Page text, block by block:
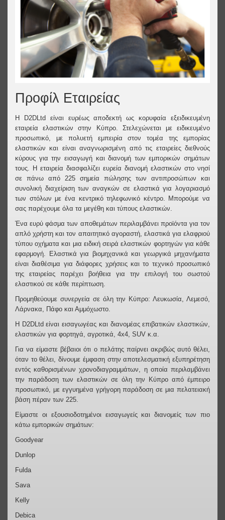
Προφίλ Εταιρείας
Η D2DLtd είναι ευρέως αποδεκτή ως κορυφαία εξειδικευμένη
εταιρεία ελαστικών στην Κύπρο. Στελεχώνεται με ειδικευμένο
προσωπικό, με πολυετή εμπειρία στον τομέα της εμπορίας
ελαστικών και είναι αναγνωρισμένη από τις εταιρείες διεθνούς
κύρους για την εισαγωγή και διανομή των εμπορικών σημάτων
τους. Η εταιρεία διασφαλίζει ευρεία διανομή ελαστικών στο νησί
σε πάνω από 225 σημεία πώλησης των αντιπροσώπων και
συνολική διαχείριση των αναγκών σε ελαστικά για λογαριασμό
των στόλων με ένα κεντρικό τηλεφωνικό κέντρο. Μπορούμε να
σας παρέχουμε όλα τα μεγέθη και τύπους ελαστικών.
Ένα ευρύ φάσμα των αποθεμάτων περιλαμβάνει προϊόντα για τον
απλό χρήστη και τον απαιτητικό αγοραστή, ελαστικά για ελαφριού
τύπου οχήματα και μια ειδική σειρά ελαστικών φορτηγών για κάθε
εφαρμογή. Ελαστικά για βιομηχανικά και γεωργικά μηχανήματα
είναι διαθέσιμα για διάφορες χρήσεις και το τεχνικό προσωπικό
της εταιρείας παρέχει βοήθεια για την επιλογή του σωστού
ελαστικού σε κάθε περίπτωση.
Προμηθεύουμε συνεργεία σε όλη την Κύπρο: Λευκωσία, Λεμεσό,
Λάρνακα, Πάφο και Αμμόχωστο.
Η D2DLtd είναι εισαγωγέας και διανομέας επιβατικών ελαστικών,
ελαστικών για φορτηγά, αγροτικά, 4x4, SUV κ.α.
Για να είμαστε βέβαιοι ότι ο πελάτης παίρνει ακριβώς αυτό θέλει,
όταν το θέλει, δίνουμε έμφαση στην αποτελεσματική εξυπηρέτηση
εντός καθορισμένων χρονοδιαγραμμάτων, η οποία περιλαμβάνει
την παράδοση των ελαστικών σε όλη την Κύπρο από έμπειρο
προσωπικό, με εγγυημένα γρήγορη παράδοση σε μια πελατειακή
βάση πέραν των 225.
Είμαστε oι εξουσιοδοτημένοι εισαγωγείς και διανομείς των πιο
κάτω εμπορικών σημάτων:
Goodyear
Dunlop
Fulda
Sava
Kelly
Debica